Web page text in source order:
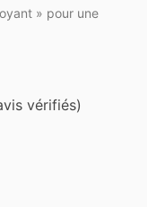
» pour une
vérifiés)